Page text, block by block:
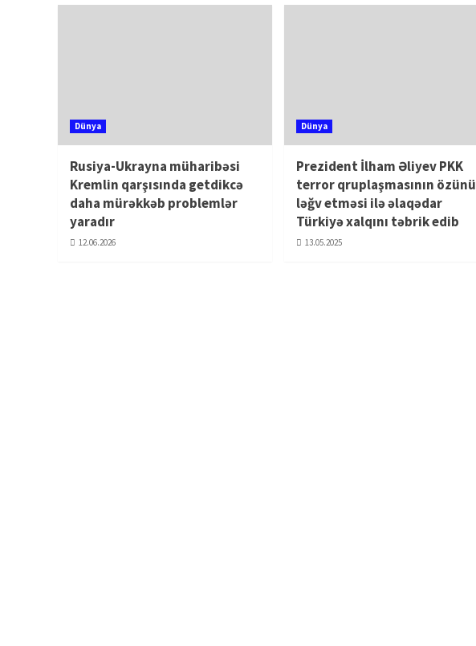
Dünya
Rusiya-Ukrayna müharibəsi
Kremlin qarşısında getdikcə
daha mürəkkəb problemlər
yaradır
12.06.2026
Dünya
Prezident İlham Əliyev PKK
terror qruplaşmasının özünü
ləğv etməsi ilə əlaqədar
Türkiyə xalqını təbrik edib
13.05.2025